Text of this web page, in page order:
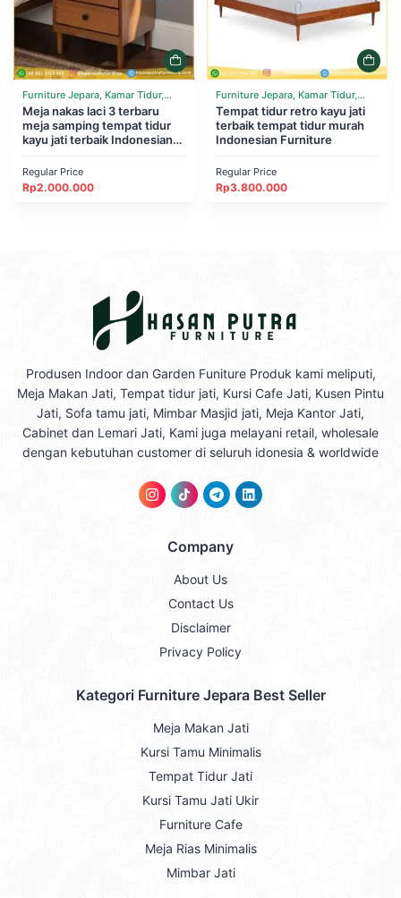
Furniture Jepara, Kamar Tidur,
Tempat Tidur
Meja nakas laci 3 terbaru
meja samping tempat tidur
kayu jati terbaik Indonesian
Regular Price
Rp2.000.000
Furniture Jepara, Kamar Tidur,
Tempat Tidur
Tempat tidur retro kayu jati
terbaik tempat tidur murah
Indonesian Furniture
Regular Price
Rp3.800.000
Produsen Indoor dan Garden Funiture Produk kami meliputi,
Meja Makan Jati, Tempat tidur jati, Kursi Cafe Jati, Kusen Pintu
Jati, Sofa tamu jati, Mimbar Masjid jati, Meja Kantor Jati,
Cabinet dan Lemari Jati, Kami juga melayani retail, wholesale
dengan kebutuhan customer di seluruh idonesia & worldwide
Company
About Us
Contact Us
Disclaimer
Privacy Policy
Kategori Furniture Jepara Best Seller
Meja Makan Jati
Kursi Tamu Minimalis
Tempat Tidur Jati
Kursi Tamu Jati Ukir
Furniture Cafe
Meja Rias Minimalis
Mimbar Jati